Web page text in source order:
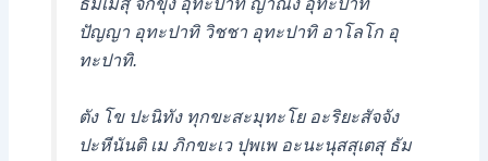
ปัญญา อุทะปาทิ วิชชา อุทะปาทิ อาโลโก อุ
ทะปาทิ.
ตัง โข ปะนิทัง ทุกขะสะมุทะโย อะริยะสัจจัง
ปะหีนันติ เม ภิกขะเว ปุพเพ อะนะนุสสุเตสุ ธัม